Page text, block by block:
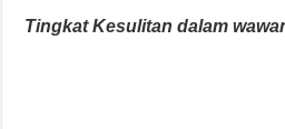
Tingkat Kesulitan dalam